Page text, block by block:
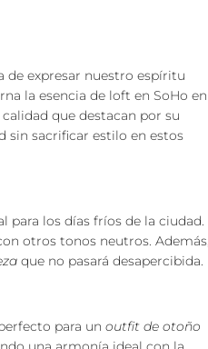
de expresar nuestro espíritu
la esencia de loft en SoHo en
que destacan por su
sin sacrificar estilo en estos
para los días fríos de la ciudad.
otros tonos neutros. Además,
que no pasará desapercibida.
para un outfit de otoño